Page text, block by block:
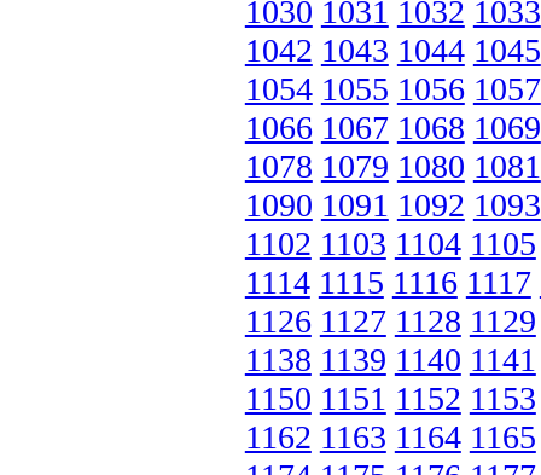
1030 1031 1032 1033
1042 1043 1044 1045
1054 1055 1056 1057
1066 1067 1068 1069
1078 1079 1080 1081
1090 1091 1092 1093
1102 1103 1104 1105
1114 1115 1116 1117
1126 1127 1128 1129
1138 1139 1140 1141
1150 1151 1152 1153
1162 1163 1164 1165